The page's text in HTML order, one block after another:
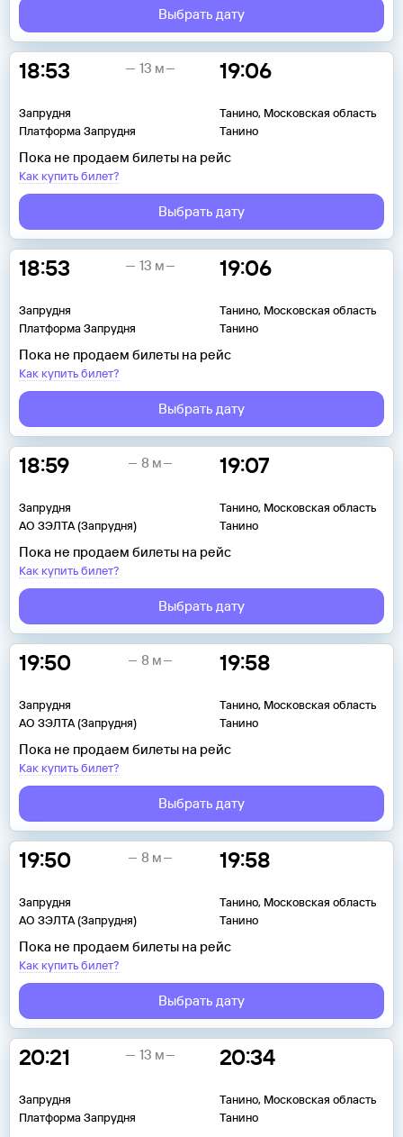
Выбрать дату
18:53
Запрудня
Платформа Запрудня
19:06
Танино, Московская область
Танино
13 м
Пока не продаем билеты на рейс
Как купить билет?
Выбрать дату
18:53
Запрудня
Платформа Запрудня
19:06
Танино, Московская область
Танино
13 м
Пока не продаем билеты на рейс
Как купить билет?
Выбрать дату
18:59
Запрудня
АО ЗЭЛТА (Запрудня)
19:07
Танино, Московская область
Танино
8 м
Пока не продаем билеты на рейс
Как купить билет?
Выбрать дату
19:50
Запрудня
АО ЗЭЛТА (Запрудня)
19:58
Танино, Московская область
Танино
8 м
Пока не продаем билеты на рейс
Как купить билет?
Выбрать дату
19:50
Запрудня
АО ЗЭЛТА (Запрудня)
19:58
Танино, Московская область
Танино
8 м
Пока не продаем билеты на рейс
Как купить билет?
Выбрать дату
20:21
Запрудня
Платформа Запрудня
20:34
Танино, Московская область
Танино
13 м